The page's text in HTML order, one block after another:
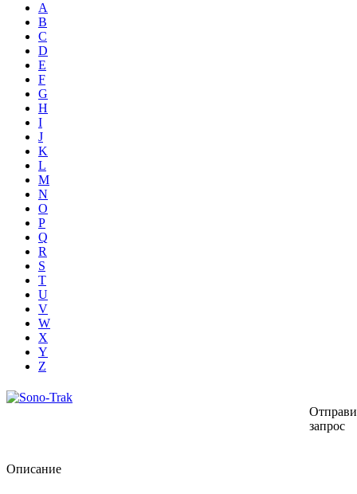
A
B
C
D
E
F
G
H
I
J
K
L
M
N
O
P
Q
R
S
T
U
V
W
X
Y
Z
запрос
Описание